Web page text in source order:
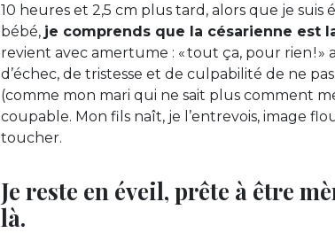
10 heures et 2,5 cm plus tard, alors que je
bébé, je comprends que la césarienne est
revient avec amertume : « tout ça, pour rien !
d’échec, de tristesse et de culpabilité de ne pas
(comme mon mari qui ne sait plus comment
coupable. Mon fils naît, je l’entrevois, image
toucher.
Je reste en éveil, prête à être
là.